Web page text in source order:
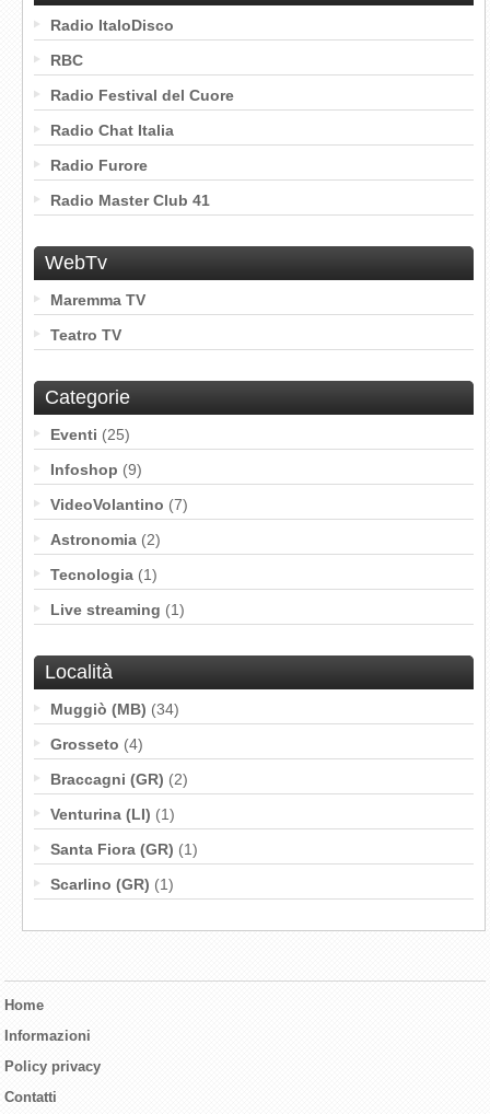
Radio ItaloDisco
RBC
Radio Festival del Cuore
Radio Chat Italia
Radio Furore
Radio Master Club 41
WebTv
Maremma TV
Teatro TV
Categorie
Eventi (25)
Infoshop (9)
VideoVolantino (7)
Astronomia (2)
Tecnologia (1)
Live streaming (1)
Località
Muggiò (MB) (34)
Grosseto (4)
Braccagni (GR) (2)
Venturina (LI) (1)
Santa Fiora (GR) (1)
Scarlino (GR) (1)
Home
Informazioni
Policy privacy
Contatti